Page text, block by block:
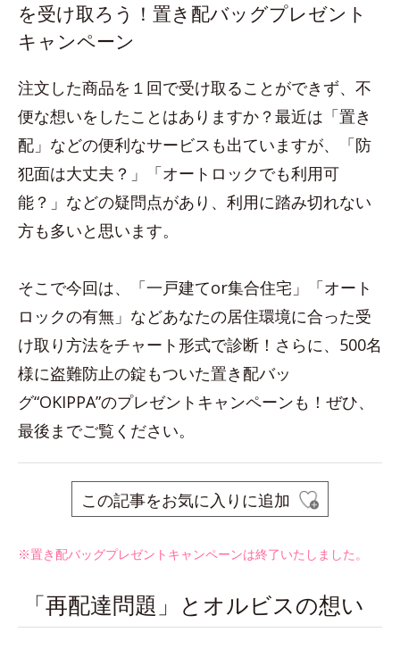
を受け取ろう！置き配バッグプレゼント
キャンペーン
注文した商品を１回で受け取ることができず、不
便な想いをしたことはありますか？最近は「置き
配」などの便利なサービスも出ていますが、「防
犯面は大丈夫？」「オートロックでも利用可
能？」などの疑問点があり、利用に踏み切れない
方も多いと思います。
そこで今回は、「一戸建てor集合住宅」「オート
ロックの有無」などあなたの居住環境に合った受
け取り方法をチャート形式で診断！さらに、500名
様に盗難防止の錠もついた置き配バッ
グ“OKIPPA”のプレゼントキャンペーンも！ぜひ、
最後までご覧ください。
この記事をお気に入りに追加
※置き配バッグプレゼントキャンペーンは終了いたしました。
「再配達問題」とオルビスの想い